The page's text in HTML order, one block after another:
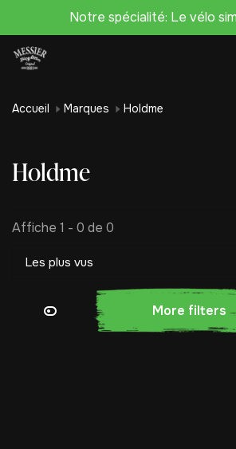
Notre spécialité: Le vélo
Accueil Marques Holdme
Holdme
Affiche 1 - 0 de 0
Les plus vus
More filters